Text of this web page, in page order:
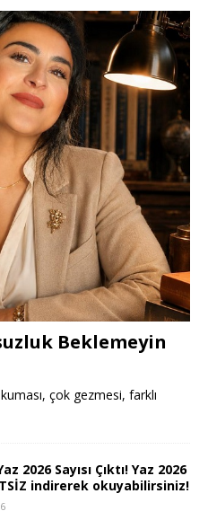
Beklemeyin
çok gezmesi, farklı
2026 Sayısı Çıktı! Yaz 2026
indirerek okuyabilirsiniz!